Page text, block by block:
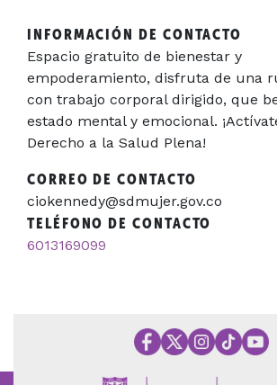
INFORMACIÓN DE CONTACTO
Espacio gratuito de bienestar y
empoderamiento, disfruta de una
con trabajo corporal dirigido, que
estado mental y emocional.
Derecho a la Salud Plena!
CORREO DE CONTACTO
ciokennedy@sdmujer.gov.co
TELÉFONO DE CONTACTO
6013169099